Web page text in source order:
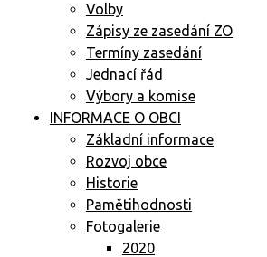
Volby
Zápisy ze zasedání ZO
Termíny zasedání
Jednací řád
Výbory a komise
INFORMACE O OBCI
Základní informace
Rozvoj obce
Historie
Pamětihodnosti
Fotogalerie
2020